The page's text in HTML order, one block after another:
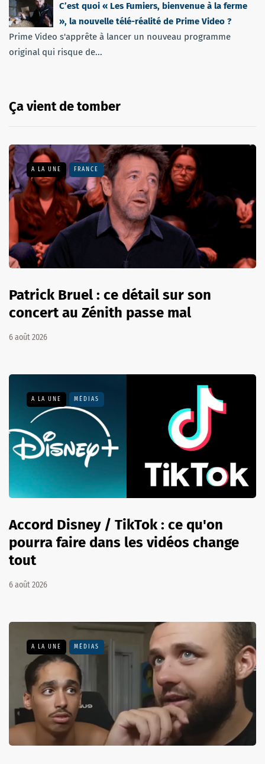
C’est quoi « Les Fumiers, bienvenue à la ferme
», la nouvelle télé-réalité de Prime Video ?
Prime Video s'apprête à lancer un nouveau programme
original qui risque de...
Ça vient de tomber
A LA UNE FRANCE
Patrick Bruel : ce détail sur son
concert au Zénith passe mal
6 août 2026
A LA UNE MÉDIAS
Accord Disney / TikTok : ce qu'on
pourra faire dans les vidéos change
tout
6 août 2026
A LA UNE MÉDIAS